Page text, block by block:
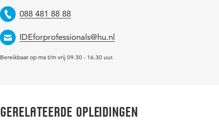
Telefoon
088 481 88 88
Email
IDEforprofessionals@hu.nl
Bereikbaar op ma t/m vrij 09.30 - 16.30 uur.
Gerelateerde opleidingen